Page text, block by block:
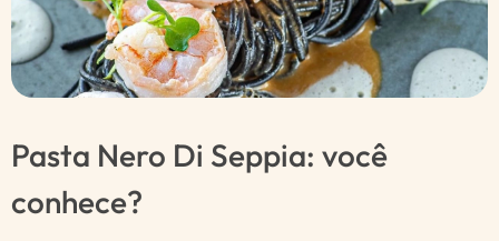
Pasta Nero Di Seppia: você
conhece?